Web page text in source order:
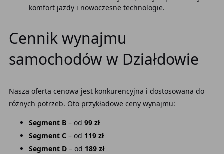
komfort jazdy i nowoczesne technologie.
Cennik wynajmu
samochodów w Działdowie
Nasza oferta cenowa jest konkurencyjna i dostosowana do
różnych potrzeb. Oto przykładowe ceny wynajmu:
Segment B– od 99 zł
Segment C – od 119 zł
Segment D– od 189 zł